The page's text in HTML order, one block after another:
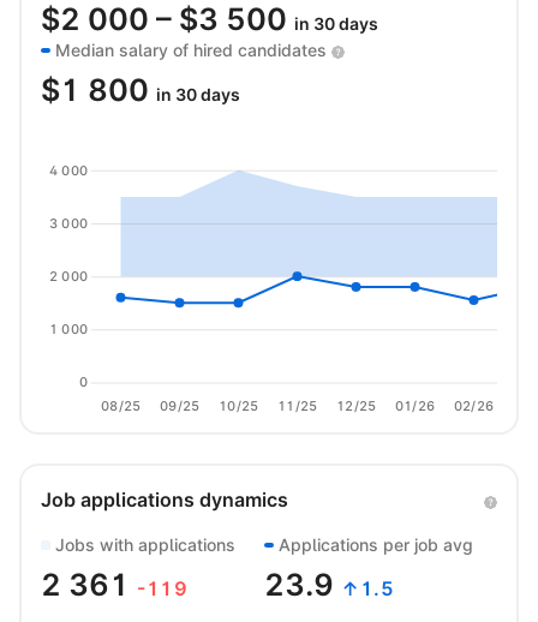
$2 000 – $3 500 in 30 days
Median salary of hired candidates
$1 800 in 30 days
08/25 09/25 10/25 11/25 12/25 01/26 02/26
0
1 000
2 000
3 000
4 000
Job applications dynamics
Jobs with applications
2 361 -119
Applications per job avg
23.9 ↑1.5